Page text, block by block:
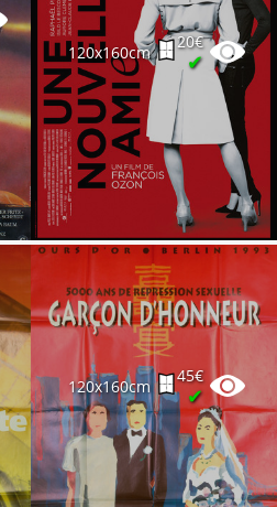
120x160cm
20€
✔
120x160cm
45€
✔